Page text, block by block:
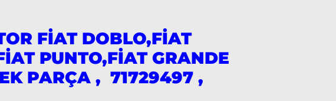
FİAT DOBLO,FİAT
PUNTO,FİAT GRANDE
PARÇA , 71729497 ,